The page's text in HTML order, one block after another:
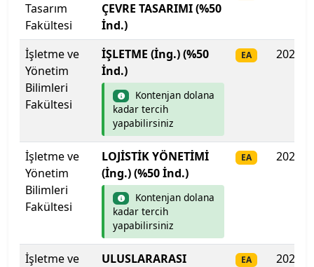
Gaziantep Üniversitesi
Gebze Teknik Üniversitesi
Giresun Üniversitesi
Girne Amerikan Üniversitesi
Girne Üniversitesi
Gümüşhane Üniversitesi
Hacettepe Üniversitesi
Hakkari Üniversitesi
Tasarım
Fakültesi
ÇEVRE TASARIMI (%50
İnd.)
İşletme ve
Yönetim
Bilimleri
Fakültesi
İŞLETME (İng.) (%50
İnd.)
Kontenjan dolana
kadar tercih
yapabilirsiniz
EA 2025
İşletme ve
Yönetim
Bilimleri
Fakültesi
LOJİSTİK YÖNETİMİ
(İng.) (%50 İnd.)
Kontenjan dolana
kadar tercih
yapabilirsiniz
EA 2025
İşletme ve
ULUSLARARASI
EA 2025